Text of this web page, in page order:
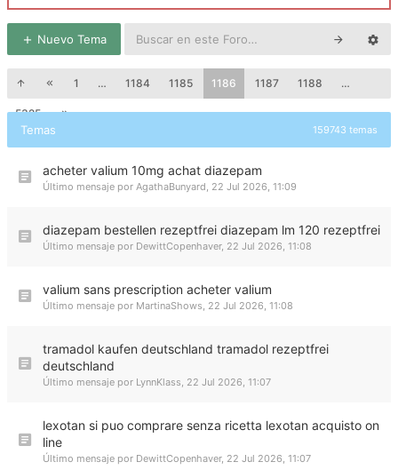
Nuevo Tema
1 … 1184 1185 1186 1187 1188 …
5325
Temas 159743 temas
acheter valium 10mg achat diazepam
Último mensaje por AgathaBunyard, 22 Jul 2026, 11:09
diazepam bestellen rezeptfrei diazepam lm 120 rezeptfrei
Último mensaje por DewittCopenhaver, 22 Jul 2026, 11:08
valium sans prescription acheter valium
Último mensaje por MartinaShows, 22 Jul 2026, 11:08
tramadol kaufen deutschland tramadol rezeptfrei
deutschland
Último mensaje por LynnKlass, 22 Jul 2026, 11:07
lexotan si puo comprare senza ricetta lexotan acquisto on
line
Último mensaje por DewittCopenhaver, 22 Jul 2026, 11:07